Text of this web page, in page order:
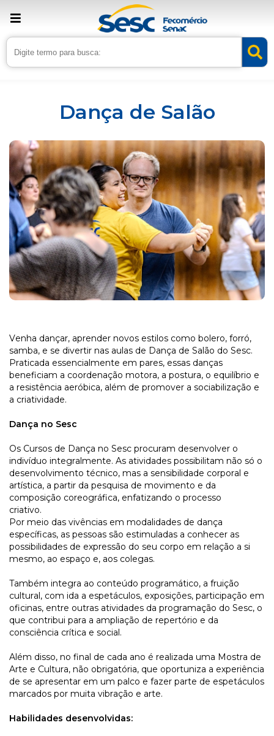
Inicio Serviços Dança de Salão
Dança de Salão
Venha dançar, aprender novos estilos como bolero, forró,
samba, e se divertir nas aulas de Dança de Salão do Sesc.
Praticada essencialmente em pares, essas danças
beneficiam a coordenação motora, a postura, o equilíbrio e
a resistência aeróbica, além de promover a sociabilização e
a criatividade.
Dança no Sesc
Os Cursos de Dança no Sesc procuram desenvolver o
indivíduo integralmente. As atividades possibilitam não só o
desenvolvimento técnico, mas a sensibilidade corporal e
artística, a partir da pesquisa de movimento e da
composição coreográfica, enfatizando o processo
criativo.
Por meio das vivências em modalidades de dança
específicas, as pessoas são estimuladas a conhecer as
possibilidades de expressão do seu corpo em relação a si
mesmo, ao espaço e, aos colegas.
Também integra ao conteúdo programático, a fruição
cultural, com ida a espetáculos, exposições, participação em
oficinas, entre outras atividades da programação do Sesc, o
que contribui para a ampliação de repertório e da
consciência crítica e social.
Além disso, no final de cada ano é realizada uma Mostra de
Arte e Cultura, não obrigatória, que oportuniza a experiência
de se apresentar em um palco e fazer parte de espetáculos
marcados por muita vibração e arte.
Habilidades desenvolvidas: